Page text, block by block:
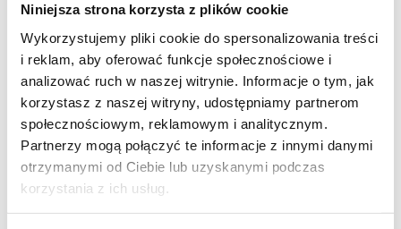
Niniejsza strona korzysta z plików cookie
Wykorzystujemy pliki cookie do spersonalizowania treści
i reklam, aby oferować funkcje społecznościowe i
analizować ruch w naszej witrynie. Informacje o tym, jak
korzystasz z naszej witryny, udostępniamy partnerom
społecznościowym, reklamowym i analitycznym.
Partnerzy mogą połączyć te informacje z innymi danymi
otrzymanymi od Ciebie lub uzyskanymi podczas
korzystania z ich usług.
którego uczestnicy stają się częścią
Zakaz gotowania żaby
Nowy spektakl
interaktywny o mechanizmach nadużywania
władzy i przekraczania granic w miejscu pracy
Development CenterPoznaj autorskie podejście
House of Skills do diagnozy kompetencji dla
kluczowych grup pracowmików
Marka osobista w organizacjiSzkolenie dotyczy
budowania marki osobistej wewnątrz
organizacji/zespole w jakiej pracuje uczestnik
Zobacz więcej